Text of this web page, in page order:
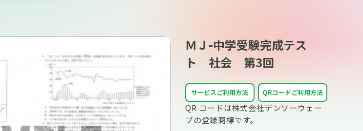
ＭＪ-中学受験完成テス
ト 社会 第3回
サービスご利用方法 QRコードご利用方法
QR コードは株式会社デンソーウェー
ブの登録商標です。